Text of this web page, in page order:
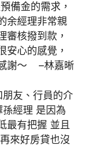
備金的需求，
余經理非常親
審核撥到款，
安心的感覺，
謝～ –林嘉晰
友、行員的介
經理 是因為
最有把握 並且
來好房貸也沒